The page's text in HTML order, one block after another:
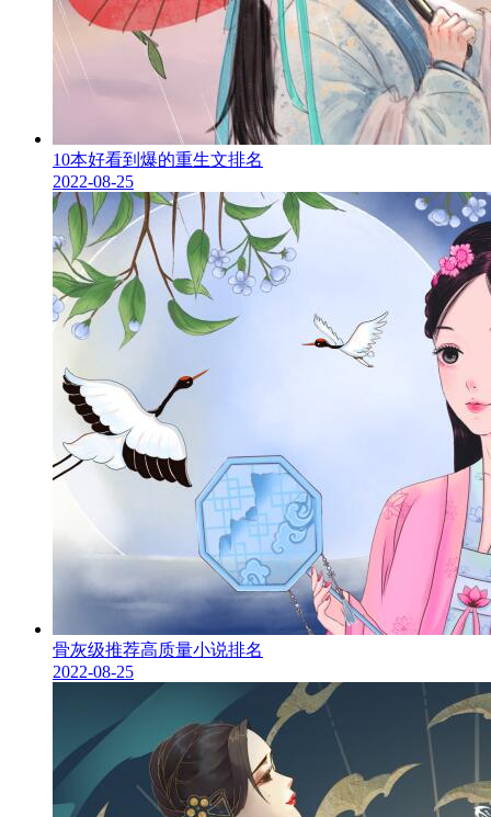
10本好看到爆的重生文排名
2022-08-25
骨灰级推荐高质量小说排名
2022-08-25